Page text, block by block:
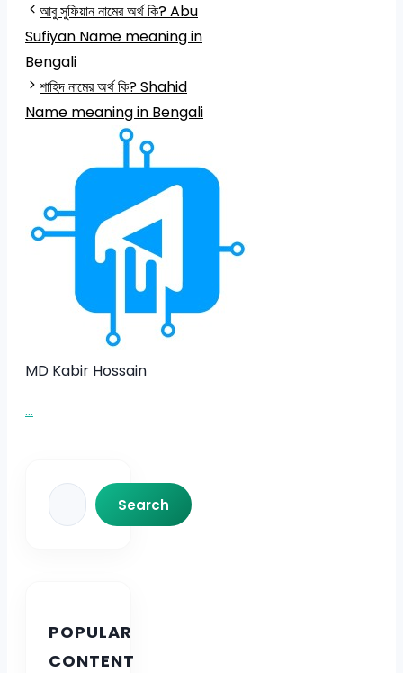
আবু সুফিয়ান নামের অর্থ কি? Abu
Sufiyan Name meaning in
Bengali
শাহিদ নামের অর্থ কি? Shahid
Name meaning in Bengali
MD Kabir Hossain
...
Search
Search
POPULAR
CONTENT